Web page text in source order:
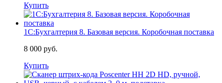
Купить
1С:Бухгалтерия 8. Базовая версия. Коробочная поставка
8 000 руб.
Купить